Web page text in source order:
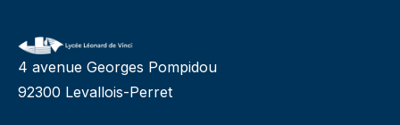
4 avenue Georges Pompidou
92300 Levallois-Perret